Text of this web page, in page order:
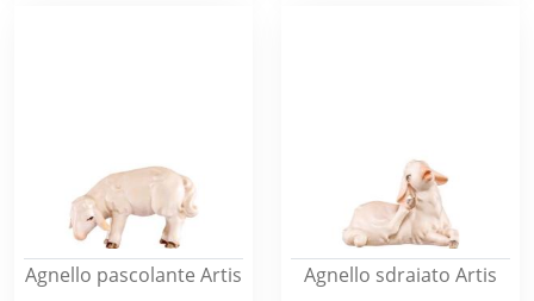
Agnello pascolante Artis Agnello sdraiato Artis